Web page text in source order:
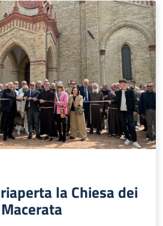
la Chiesa dei